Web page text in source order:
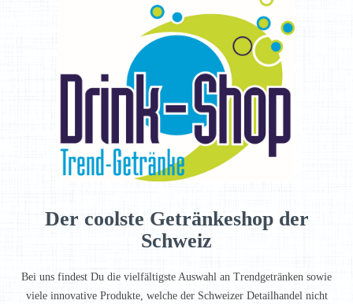
Der coolste Getränkeshop der
Schweiz
Bei uns findest Du die vielfältigste Auswahl an Trendgetränken sowie
viele innovative Produkte, welche der Schweizer Detailhandel nicht